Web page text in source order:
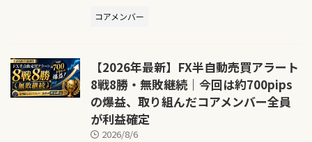
コアメンバー
【2026年最新】FX半自動売買アラート
8戦8勝・無敗継続｜今回は約700pips
の爆益、取り組んだコアメンバー全員
が利益確定
2026/8/6